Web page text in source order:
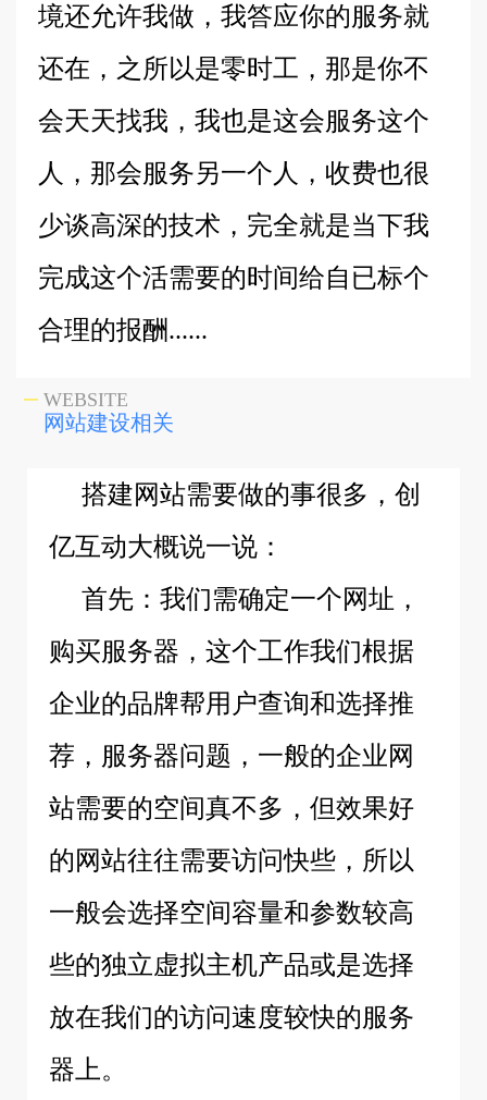
境还允许我做，我答应你的服务就
还在，之所以是零时工，那是你不
会天天找我，我也是这会服务这个
人，那会服务另一个人，收费也很
少谈高深的技术，完全就是当下我
完成这个活需要的时间给自已标个
合理的报酬......
WEBSITE
网站建设相关
搭建网站需要做的事很多，创
亿互动大概说一说：
首先：我们需确定一个网址，
购买服务器，这个工作我们根据
企业的品牌帮用户查询和选择推
荐，服务器问题，一般的企业网
站需要的空间真不多，但效果好
的网站往往需要访问快些，所以
一般会选择空间容量和参数较高
些的独立虚拟主机产品或是选择
放在我们的访问速度较快的服务
器上。